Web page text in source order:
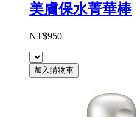
美膚保水菁華棒
NT$950
加入購物車